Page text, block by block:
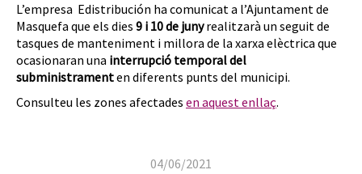
L’empresa Edistribución ha comunicat a l’Ajuntament de
Masquefa que els dies 9 i 10 de junyrealitzarà un seguit de
tasques de manteniment i millora de la xarxa elèctrica que
ocasionaran una interrupció temporal del
subministramenten diferents punts del municipi.
Consulteu les zones afectades en aquest enllaç.
04/06/2021